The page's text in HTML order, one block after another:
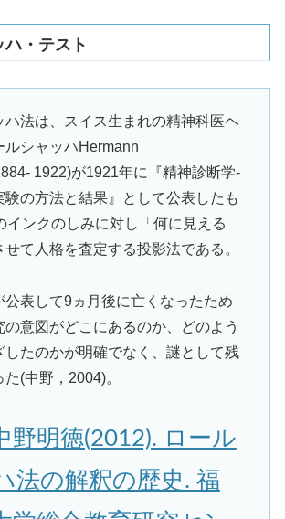
ハ・テスト
ハ法は、スイス生まれの精神科医ヘ
ルシャッハHermann
1922)が1921年に『精神診断学-
験の方法と結果』として公表したも
インクのしみに対し「何に見える
て人格を査定する投影法である。
公表して9ヵ月後に亡くなったため
の意図がどこにあるのか、どのよう
したのかが明確でなく、謎として残
(中野，2004)。
野明徳(2012). ロール
法の解釈の歴史. 福